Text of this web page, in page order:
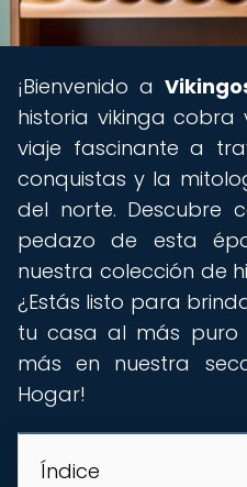
¡Bienvenido a
historia vikinga cobra
viaje fascinante a
conquistas y la
del norte. Descubre
pedazo de esta
nuestra colección de
¿Estás listo para
tu casa al más puro
más en nuestra
Hogar!
Índice